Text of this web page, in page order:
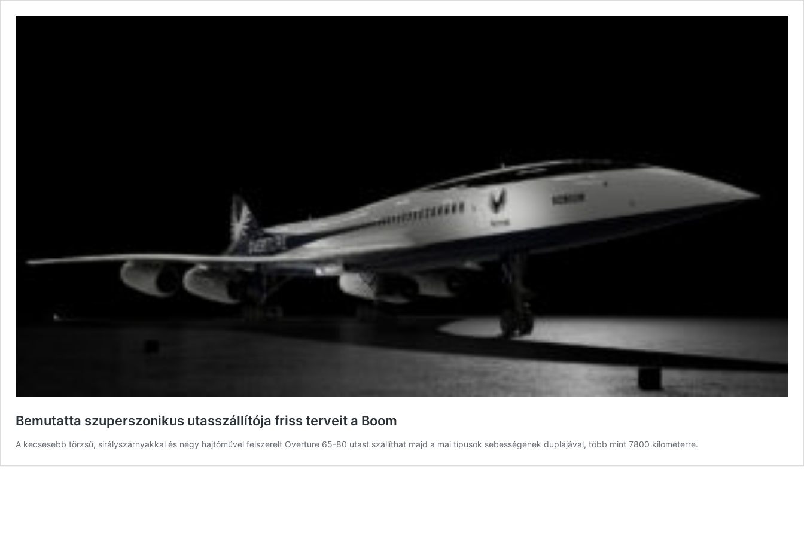
Bemutatta szuperszonikus utasszállítója friss terveit a Boom
A kecsesebb törzsű, sirályszárnyakkal és négy hajtóművel felszerelt Overture 65-80 utast szállíthat majd a mai típusok sebességének duplájával, több mint 7800 kilométerre.